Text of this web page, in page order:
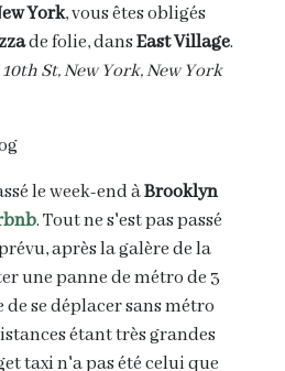
York, vous êtes obligés
de folie, dansEast Village.
St, New York, New York
le week-end àBrooklyn
. Tout ne s'est pas passé
après la galère de la
une panne de métro de 3
de se déplacer sans métro
étant très grandes
taxi n'a pas été celui que